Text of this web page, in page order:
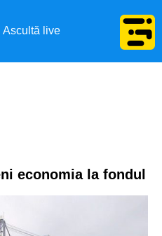
Ascultă live
economia la fondul